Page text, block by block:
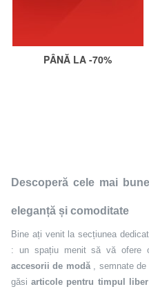
PÂNĂ LA -70%
Descoperă cele mai
eleganță și comoditate
Bine ați venit la secțiunea
: un spațiu menit să vă ofere
accesorii de modă, semnate de
găsiarticole pentru timpul liber